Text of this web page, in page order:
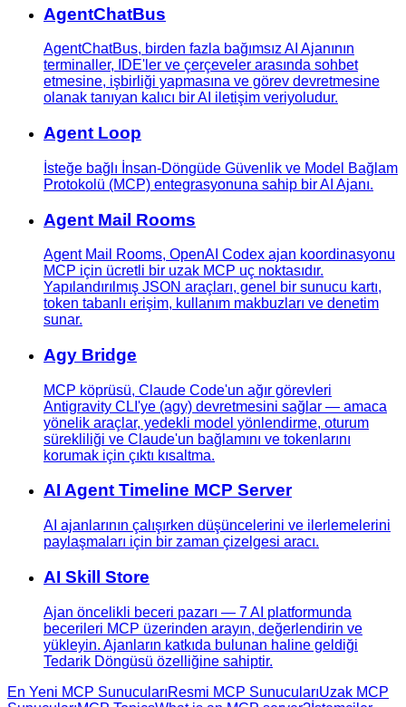
AgentChatBus
AgentChatBus, birden fazla bağımsız AI Ajanının
terminaller, IDE'ler ve çerçeveler arasında sohbet
etmesine, işbirliği yapmasına ve görev devretmesine
olanak tanıyan kalıcı bir AI iletişim veriyoludur.
Agent Loop
İsteğe bağlı İnsan-Döngüde Güvenlik ve Model Bağlam
Protokolü (MCP) entegrasyonuna sahip bir AI Ajanı.
Agent Mail Rooms
Agent Mail Rooms, OpenAI Codex ajan koordinasyonu
MCP için ücretli bir uzak MCP uç noktasıdır.
Yapılandırılmış JSON araçları, genel bir sunucu kartı,
token tabanlı erişim, kullanım makbuzları ve denetim
sunar.
Agy Bridge
MCP köprüsü, Claude Code'un ağır görevleri
Antigravity CLI'ye (agy) devretmesini sağlar — amaca
yönelik araçlar, yedekli model yönlendirme, oturum
sürekliliği ve Claude'un bağlamını ve tokenlarını
korumak için çıktı kısaltma.
AI Agent Timeline MCP Server
AI ajanlarının çalışırken düşüncelerini ve ilerlemelerini
paylaşmaları için bir zaman çizelgesi aracı.
AI Skill Store
Ajan öncelikli beceri pazarı — 7 AI platformunda
becerileri MCP üzerinden arayın, değerlendirin ve
yükleyin. Ajanların katkıda bulunan haline geldiği
Tedarik Döngüsü özelliğine sahiptir.
En Yeni MCP SunucularıResmi MCP SunucularıUzak MCP